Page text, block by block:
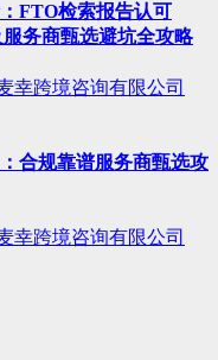
FTO检索报告认可
务商甄选避坑全攻略
幸跨境咨询有限公司
合规靠谱服务商甄选攻
幸跨境咨询有限公司